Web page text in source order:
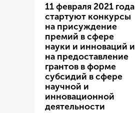
11 февраля 2021 года
стартуют конкурсы
на присуждение
премий в сфере
науки и инноваций и
на предоставление
грантов в форме
субсидий в сфере
научной и
инновационной
деятельности